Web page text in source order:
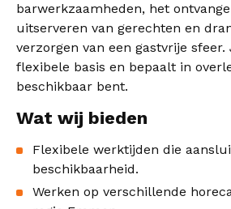
barwerkzaamheden, het
uitserveren van gerechten en
verzorgen van een gastvrije
flexibele basis en bepaalt in
beschikbaar bent.
Wat wij bieden
Flexibele werktijden die
beschikbaarheid.
Werken op verschillende